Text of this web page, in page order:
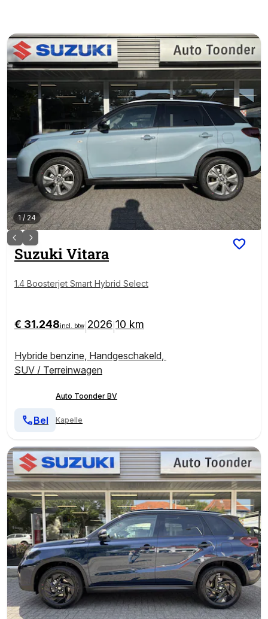
1 / 24
SuzukiVitara
1.4 Boosterjet Smart Hybrid Select
€ 31.248incl. btw 2026 10 km
Hybride benzine, Handgeschakeld,
SUV / Terreinwagen
Auto Toonder BV
Kapelle
Bel